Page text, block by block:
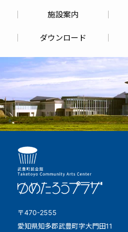
施設案内
ダウンロード
〒470-2555
愛知県知多郡武豊町字大門田11